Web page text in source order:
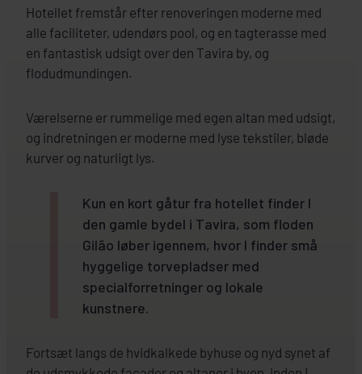
Hotellet fremstår efter renoveringen moderne med
alle faciliteter, udendørs pool, og en tagterasse med
en fantastisk udsigt over den Tavira by, og
flodudmundingen.
Værelserne er rummelige med egen altan med udsigt,
og indretningen er moderne med lyse tekstiler, bløde
kurver og naturligt lys.
Kun en kort gåtur fra hotellet finder I
den gamle bydel i Tavira, som floden
Gilão løber igennem, hvor I finder små
hyggelige torvepladser med
specialforretninger og lokale
kunstnere.
Fortsæt langs de hvidkalkede byhuse og nyd synet af